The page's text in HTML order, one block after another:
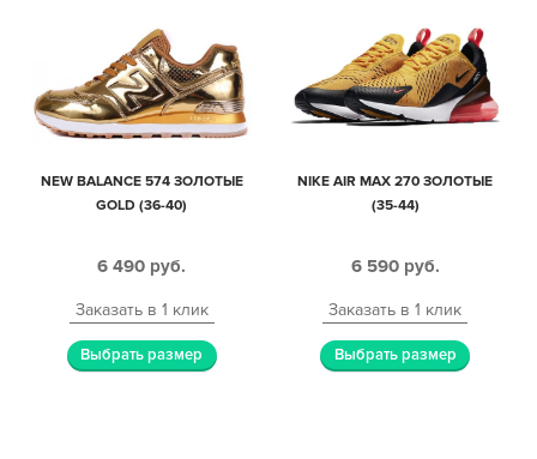
NEW BALANCE 574 ЗОЛОТЫЕ
GOLD (36-40)
6 490 руб.
Заказать в 1 клик
Выбрать размер
NIKE AIR MAX 270 ЗОЛОТЫЕ
(35-44)
6 590 руб.
Заказать в 1 клик
Выбрать размер